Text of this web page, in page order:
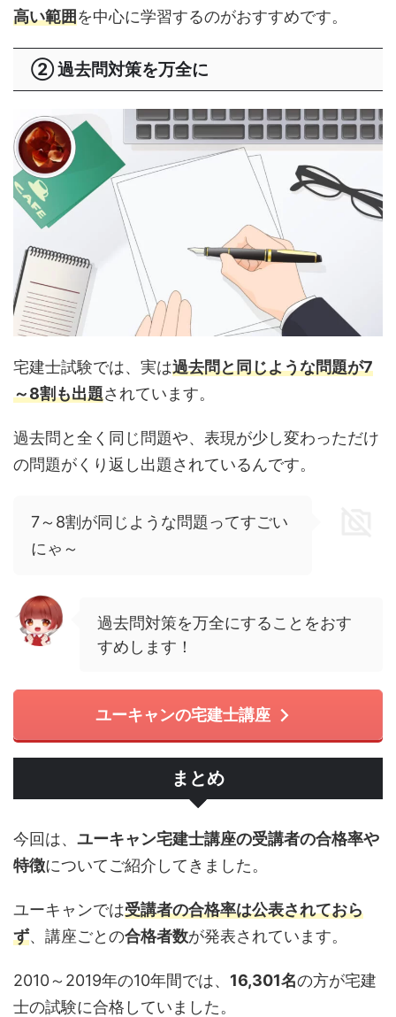
高い範囲を中心に学習するのがおすすめです。
② 過去問対策を万全に
宅建士試験では、実は過去問と同じような問題が7
～8割も出題されています。
過去問と全く同じ問題や、表現が少し変わっただけ
の問題がくり返し出題されているんです。
7～8割が同じような問題ってすごい
にゃ～
過去問対策を万全にすることをおす
すめします！
ユーキャンの宅建士講座
まとめ
今回は、 ユーキャン宅建士講座の受講者の合格率や
特徴についてご紹介してきました。
ユーキャンでは受講者の合格率は公表されておら
ず、講座ごとの合格者数が発表されています。
2010～2019年の10年間では、 16,301名の方が宅建
士の試験に合格していました。